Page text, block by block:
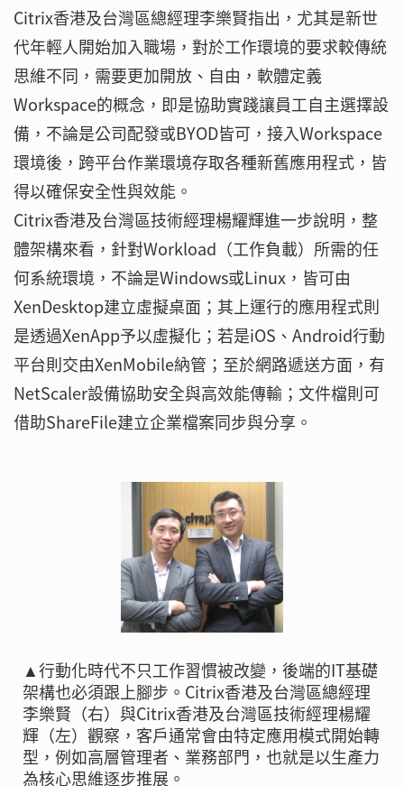
Citrix香港及台灣區總經理李樂賢指出，尤其是新世
代年輕人開始加入職場，對於工作環境的要求較傳統
思維不同，需要更加開放、自由，軟體定義
Workspace的概念，即是協助實踐讓員工自主選擇設
備，不論是公司配發或BYOD皆可，接入Workspace
環境後，跨平台作業環境存取各種新舊應用程式，皆
得以確保安全性與效能。
Citrix香港及台灣區技術經理楊耀輝進一步說明，整
體架構來看，針對Workload（工作負載）所需的任
何系統環境，不論是Windows或Linux，皆可由
XenDesktop建立虛擬桌面；其上運行的應用程式則
是透過XenApp予以虛擬化；若是iOS、Android行動
平台則交由XenMobile納管；至於網路遞送方面，有
NetScaler設備協助安全與高效能傳輸；文件檔則可
借助ShareFile建立企業檔案同步與分享。
▲行動化時代不只工作習慣被改變，後端的IT基礎
架構也必須跟上腳步。Citrix香港及台灣區總經理
李樂賢（右）與Citrix香港及台灣區技術經理楊耀
輝（左）觀察，客戶通常會由特定應用模式開始轉
型，例如高層管理者、業務部門，也就是以生產力
為核心思維逐步推展。